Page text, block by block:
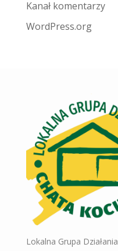
Kanał komentarzy
WordPress.org
Lokalna Grupa Działania